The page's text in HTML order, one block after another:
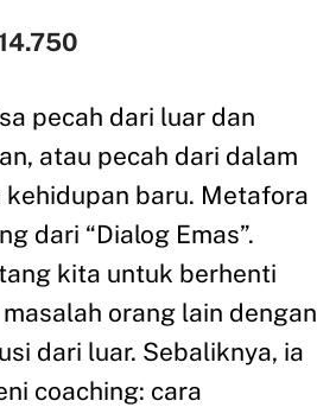
pecah dari luar dan
atau pecah dari dalam
baru. Metafora
dari “Dialog Emas”.
kita untuk berhenti
masalah orang lain dengan
dari luar. Sebaliknya, ia
coaching: cara